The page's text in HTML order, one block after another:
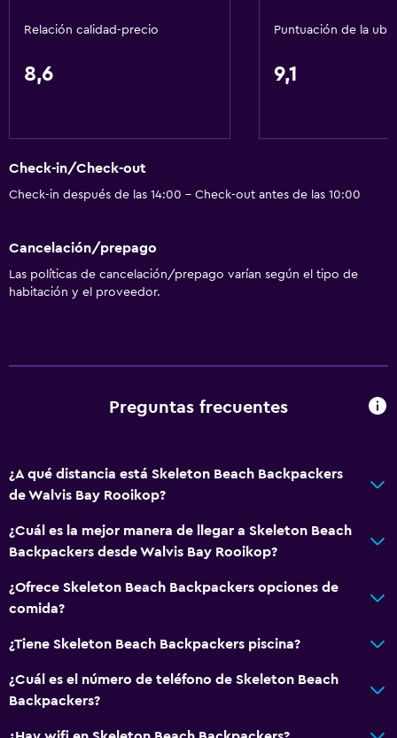
Unidad accesible para personas en silla de ruedas
Estacionamiento accesible
Baño
Ducha
Aseo
Ducha italiana
Parrilla
Chimenea exterior
Área de picnic
Jardín
Habitación
Camas extralargas (+2 m)
Relación calidad-precio
8,6
Puntuación de la
9,1
Check-in/Check-out
Check-in después de las 14:00 - Check-out antes de las 10:00
Cancelación/prepago
Las políticas de cancelación/prepago varían según el tipo de
habitación y el proveedor.
Preguntas frecuentes
¿A qué distancia está Skeleton Beach Backpackers
de Walvis Bay Rooikop?
¿Cuál es la mejor manera de llegar a Skeleton Beach
Backpackers desde Walvis Bay Rooikop?
¿Ofrece Skeleton Beach Backpackers opciones de
comida?
¿Tiene Skeleton Beach Backpackers piscina?
¿Cuál es el número de teléfono de Skeleton Beach
Backpackers?